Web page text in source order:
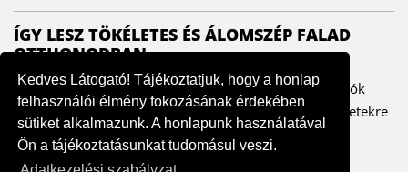
Kedves Látogató! Tájékoztatjuk, hogy a honlap
felhasználói élmény fokozásának érdekében
sütiket alkalmazunk. A honlapunk használatával
Ön a tájékoztatásunkat tudomásul veszi.
ÍGY LESZ TÖKÉLETES ÉS ÁLOMSZÉP FALAD
OTTHONODBAN
A falak meghatározzák az enteriőrt, ezáltal pedig a lakók
hangulatát is. Fontos ezért, hogy odafigyeljünk a részletekre
– szerencsére költség- és időhatékonyan is ki lehet...